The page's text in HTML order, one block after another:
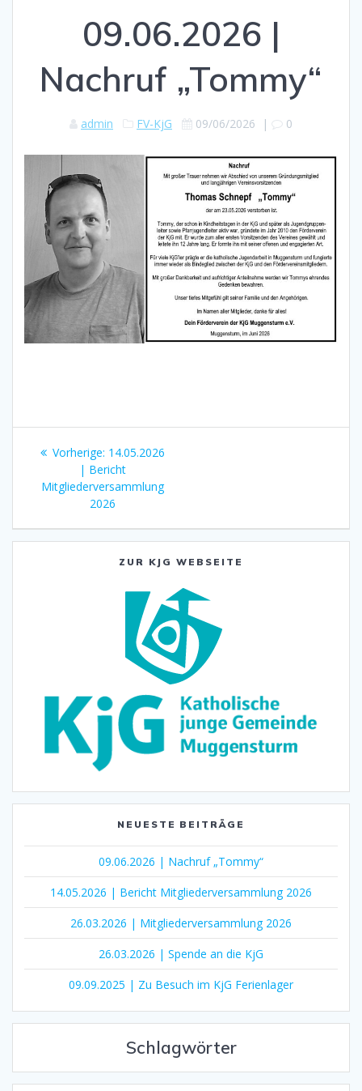
09.06.2026 |
Nachruf „Tommy“
admin FV-KjG 09/06/2026 | 0
Beitragsnavigation
Vorherige: Vorheriger
Beitrag:
14.05.2026
| Bericht
Mitgliederversammlung
2026
ZUR KJG WEBSEITE
NEUESTE BEITRÄGE
09.06.2026 | Nachruf „Tommy“
14.05.2026 | Bericht Mitgliederversammlung 2026
26.03.2026 | Mitgliederversammlung 2026
26.03.2026 | Spende an die KjG
09.09.2025 | Zu Besuch im KjG Ferienlager
Schlagwörter